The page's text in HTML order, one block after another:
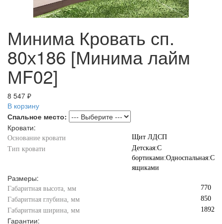
Минима Кровать сп.
80х186 [Минима лайм
МF02]
8 547 ₽
В корзину
Спальное место:
Кровати:
Основание кровати
Щит ЛДСП
Тип кровати
Детская:С
бортиками:Односпальная:С
ящиками
Размеры:
Габаритная высота, мм
770
Габаритная глубина, мм
850
Габаритная ширина, мм
1892
Гарантии: